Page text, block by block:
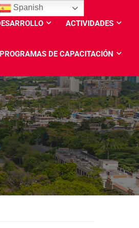
ACTIVIDADES
PROGRAMAS DE CAPACITACIÓN
Spanish